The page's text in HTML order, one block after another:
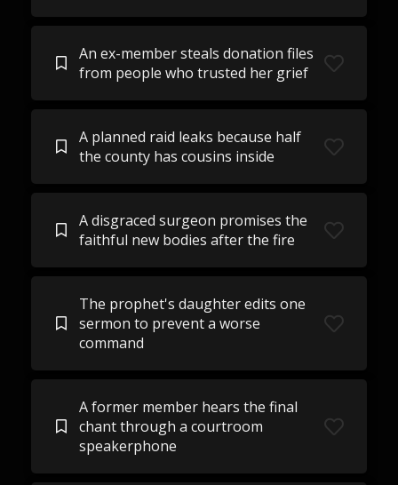
An ex-member steals donation files
from people who trusted her grief
A planned raid leaks because half
the county has cousins inside
A disgraced surgeon promises the
faithful new bodies after the fire
The prophet's daughter edits one
sermon to prevent a worse
command
A former member hears the final
chant through a courtroom
speakerphone